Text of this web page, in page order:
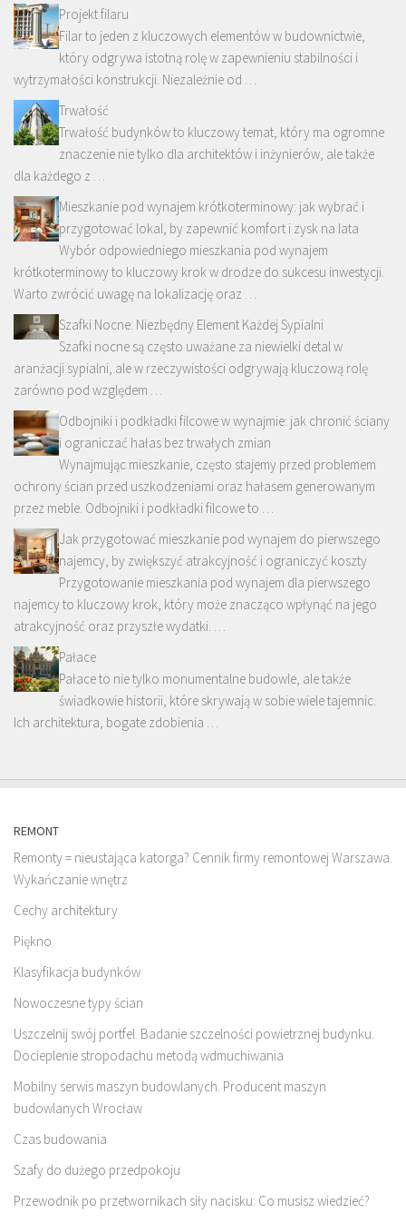
Projekt filaru
Filar to jeden z kluczowych elementów w budownictwie,
który odgrywa istotną rolę w zapewnieniu stabilności i
wytrzymałości konstrukcji. Niezależnie od …
Trwałość
Trwałość budynków to kluczowy temat, który ma ogromne
znaczenie nie tylko dla architektów i inżynierów, ale także
dla każdego z …
Mieszkanie pod wynajem krótkoterminowy: jak wybrać i
przygotować lokal, by zapewnić komfort i zysk na lata
Wybór odpowiedniego mieszkania pod wynajem
krótkoterminowy to kluczowy krok w drodze do sukcesu inwestycji.
Warto zwrócić uwagę na lokalizację oraz …
Szafki Nocne: Niezbędny Element Każdej Sypialni
Szafki nocne są często uważane za niewielki detal w
aranżacji sypialni, ale w rzeczywistości odgrywają kluczową rolę
zarówno pod względem …
Odbojniki i podkładki filcowe w wynajmie: jak chronić ściany
i ograniczać hałas bez trwałych zmian
Wynajmując mieszkanie, często stajemy przed problemem
ochrony ścian przed uszkodzeniami oraz hałasem generowanym
przez meble. Odbojniki i podkładki filcowe to …
Jak przygotować mieszkanie pod wynajem do pierwszego
najemcy, by zwiększyć atrakcyjność i ograniczyć koszty
Przygotowanie mieszkania pod wynajem dla pierwszego
najemcy to kluczowy krok, który może znacząco wpłynąć na jego
atrakcyjność oraz przyszłe wydatki. …
Pałace
Pałace to nie tylko monumentalne budowle, ale także
świadkowie historii, które skrywają w sobie wiele tajemnic.
Ich architektura, bogate zdobienia …
REMONT
Remonty = nieustająca katorga? Cennik firmy remontowej Warszawa.
Wykańczanie wnętrz
Cechy architektury
Piękno
Klasyfikacja budynków
Nowoczesne typy ścian
Uszczelnij swój portfel. Badanie szczelności powietrznej budynku.
Docieplenie stropodachu metodą wdmuchiwania
Mobilny serwis maszyn budowlanych. Producent maszyn
budowlanych Wrocław
Czas budowania
Szafy do dużego przedpokoju
Przewodnik po przetwornikach siły nacisku: Co musisz wiedzieć?